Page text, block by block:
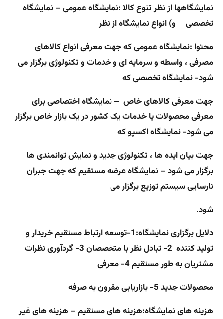
نمایشگاهها از نظر تنوع کالا :نمایشگاه عمومی–نمایشگاه
تخصصی و) انواع نمایشگاه از نظر
محتوا :نمایشگاه عمومی که جهت معرفی انواع کالاهای
مصرفی ، واسطه و سرمایه ای و خدمات و تکنولوژی برگزار می
شود- نمایشگاه تخصصی که
جهت معرفی کالاهای خاص – نمایشگاه اختصاصی برای
معرفی محصولات یا خدمات یک کشور در یک بازار خاص برگزار
می شود- نمایشگاه اکسپو که
جهت بیان ایده ها ، تکنولوژی جدید و نمایش توانمندی ها
برگزار می شود–نمایشگاه عرضه مستقیم که جهت جبران
نارسایی سیستم توزیع برگزار می
شود.
دلایل برگزاری نمایشگاه: 1-توسعه ارتباط مستقیم خریدار و
تولید کننده 2- تبادل نظر با متخصصان 3- گردآوری نظرات
مشتریان به طور مستقیم 4- معرفی
محصولات جدید 5- بازاریابی مقرون به صرفه
هزینه های نمایشگاه:هزینه های مستقیم– هزینه های غیر